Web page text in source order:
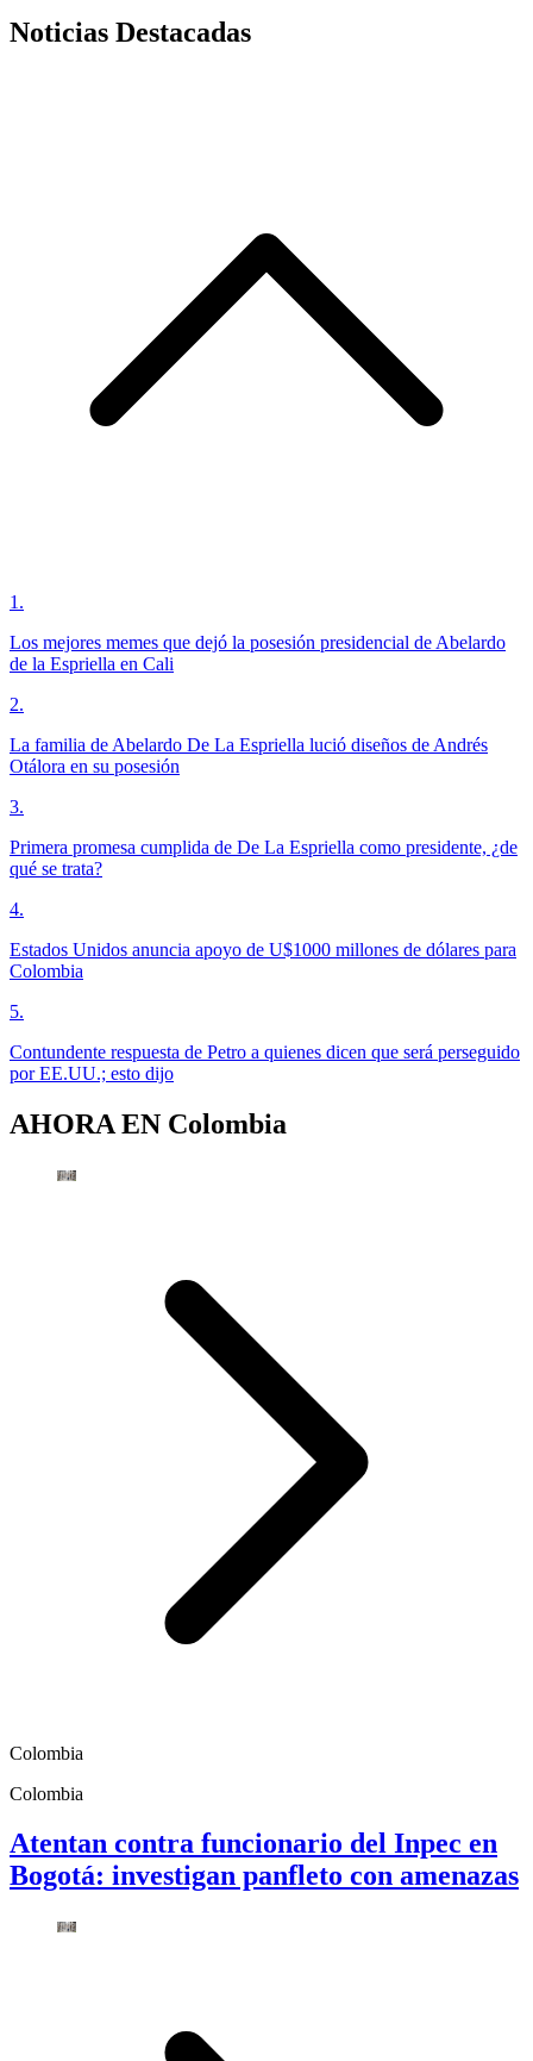
Noticias Destacadas
1 .
Los mejores memes que dejó la posesión presidencial de Abelardo
de la Espriella en Cali
2.
La familia de Abelardo De La Espriella lució diseños de Andrés
Otálora en su posesión
3.
Primera promesa cumplida de De La Espriella como presidente, ¿de
qué se trata?
4.
Estados Unidos anuncia apoyo de U$1000 millones de dólares para
Colombia
5.
Contundente respuesta de Petro a quienes dicen que será perseguido
por EE.UU.; esto dijo
AHORA EN Colombia
Colombia
Colombia
Atentan contra funcionario del Inpec en
Bogotá: investigan panfleto con amenazas